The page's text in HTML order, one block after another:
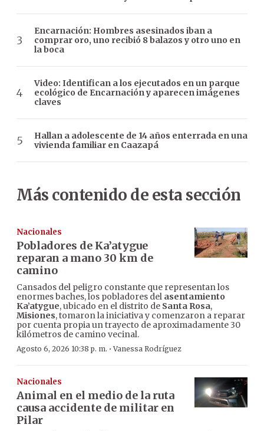
Encarnación: Hombres asesinados iban a
comprar oro, uno recibió 8 balazos y otro uno en
la boca
Video: Identifican a los ejecutados en un parque
ecológico de Encarnación y aparecen imágenes
claves
Hallan a adolescente de 14 años enterrada en una
vivienda familiar en Caazapá
Más contenido de esta sección
Nacionales
Pobladores de Ka’atygue
reparan a mano 30 km de
camino
Cansados del peligro constante que representan los
enormes baches, los pobladores del asentamiento
Ka’atygue, ubicado en el distrito de Santa Rosa,
Misiones, tomaron la iniciativa y comenzaron a reparar
por cuenta propia un trayecto de aproximadamente 30
kilómetros de camino vecinal.
Agosto 6, 2026 10:38 p. m. ·Vanessa Rodríguez
Nacionales
Animal en el medio de la ruta
causa accidente de militar en
Pilar